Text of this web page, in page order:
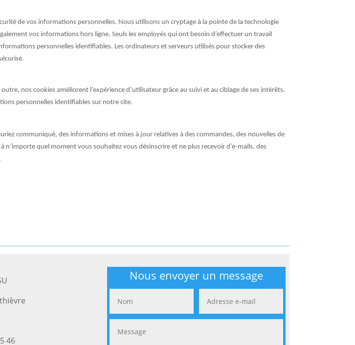
de vos informations personnelles. Nous utilisons un cryptage à la pointe de la technologie
vos informations hors ligne. Seuls les employés qui ont besoin d’effectuer un travail
personnelles identifiables. Les ordinateurs et serveurs utilisés pour stocker des
nos cookies améliorent l’expérience d’utilisateur grâce au suivi et au ciblage de ses intérêts.
personnelles identifiables sur notre site.
communiqué, des informations et mises à jour relatives à des commandes, des nouvelles de
quel moment vous souhaitez vous désinscrire et ne plus recevoir d’e-mails, des
46
Nous envoyer un message